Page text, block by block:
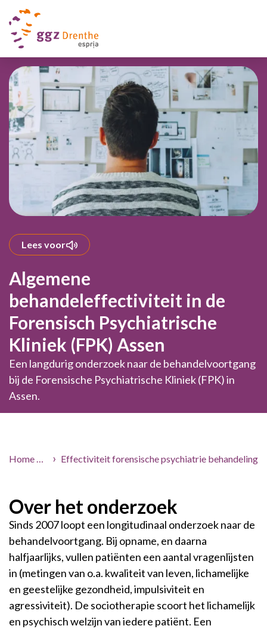
Lees voor
Algemene
behandeleffectiviteit in de
Forensisch Psychiatrische
Kliniek (FPK) Assen
Een langdurig onderzoek naar de behandelvoortgang
bij de Forensische Psychiatrische Kliniek (FPK) in
Assen.
Onderzoek
Effectiviteit forensische psychiatrie behandeling
Over het onderzoek
Sinds 2007 loopt een longitudinaal onderzoek naar de
behandelvoortgang. Bij opname, en daarna
halfjaarlijks, vullen patiënten een aantal vragenlijsten
in (metingen van o.a. kwaliteit van leven, lichamelijke
en geestelijke gezondheid, impulsiviteit en
agressiviteit). De sociotherapie scoort het lichamelijk
en psychisch welzijn van iedere patiënt. Een